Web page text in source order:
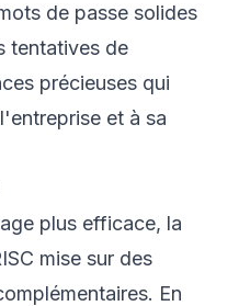
de passe solides
tentatives de
précieuses qui
et à sa
plus efficace, la
mise sur des
En